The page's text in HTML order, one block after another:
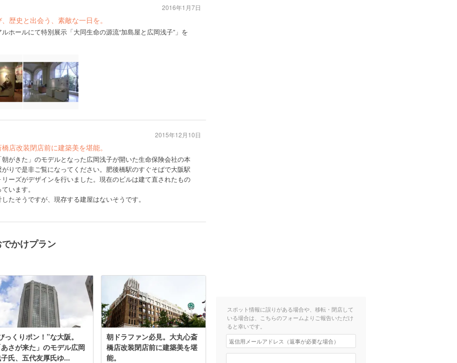
歴史と出会う、素敵な一日を。
ホールにて特別展示「大同生命の源流“加島屋と広岡浅子”」を
2016年1月7日
店改装閉店前に建築美を堪能。
がきた」のモデルとなった広岡浅子が開いた生命保険会社の本
りで是非ご覧になってください。肥後橋駅のすぐそばで大阪駅
ーズがデザインを行いました。現在のビルは建て直されたもの
います。
たそうですが、現存する建屋はないそうです。
2015年12月10日
かけプラン
っくりポン！”な大阪。
あさが来た」のモデル広岡
氏、五代友厚氏ゆ...
朝ドラファン必見。大丸心斎
橋店改装閉店前に建築美を堪
能。
スポット情報に誤りがある場合や、移転・閉店して
いる場合は、こちらのフォームよりご報告いただけ
ると幸いです。